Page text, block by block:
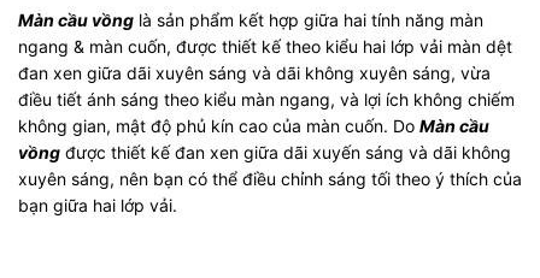
Màn cầu vồng là sản phẩm kết hợp giữa hai tính năng màn
ngang & màn cuốn, được thiết kế theo kiểu hai lớp vải màn dệt
đan xen giữa dãi xuyên sáng và dãi không xuyên sáng, vừa
điều tiết ánh sáng theo kiểu màn ngang, và lợi ích không chiếm
không gian, mật độ phủ kín cao của màn cuốn. Do Màn cầu
vồng được thiết kế đan xen giữa dãi xuyến sáng và dãi không
xuyên sáng, nên bạn có thể điều chỉnh sáng tối theo ý thích của
bạn giữa hai lớp vải.